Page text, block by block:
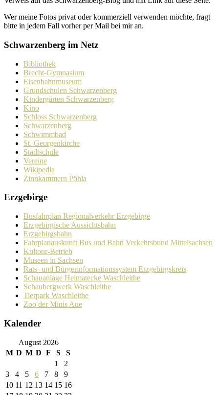
Wer meine Fotos privat oder kommer­ziell verwenden möchte, fragt
bitte in jedem Fall vorher per Mail bei mir an.
Schwarzenberg im Netz
Bibliothek
Brecht-Gymnasium
Eisenbahnmuseum
Grundschulen Schwarzenberg
Kindergärten Schwarzenberg
Kino
Schloss Schwarzenberg
Schwarzenberg
Schwimmbad
St. Georgenkirche
Stadtschule
Vereine
Wikipedia
Zinnkammern Pöhla
Erzgebirge
Busfahrplan Regionalverkehr Erzgebirge
Erzgebirgische Aussichtsbahn
Erzgebirgsbahn
Fahrplanauskunft Bus und Bahn Verkehrsbund Mittelsachsen
Kultour-Betrieb
Museen in Sachsen
Rats- und Bürgerinformationssystem Erzgebirgskreis
Schauanlage Heimatecke Waschleithe
Schaubergwerk Waschleithe
Tierpark Waschleithe
Zoo der Minis Aue
Kalender
August 2026
M D M D F S
S
1
2
3
4 5 6 7 8
9
10 11 12 13 14 15 16